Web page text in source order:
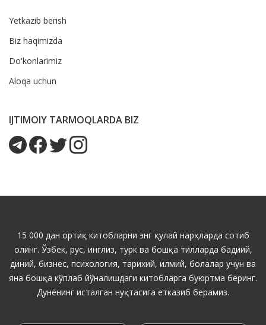
Yetkazib berish
Biz haqimizda
Do'konlarimiz
Aloqa uchun
IJTIMOIY TARMOQLARDA BIZ
15 000 дан ортиқ китобларни энг қулай нарҳларда сотиб
олинг. Ўзбек, рус, инглиз, турк ва бошқа тилларда бадиий,
диний, бизнес, психология, тарихий, илмий, болалар учун ва
яна бошқа кўплаб йўналишдаги китобларга буюртма беринг.
Дунёнинг исталган нуқтасига етказиб берамиз.